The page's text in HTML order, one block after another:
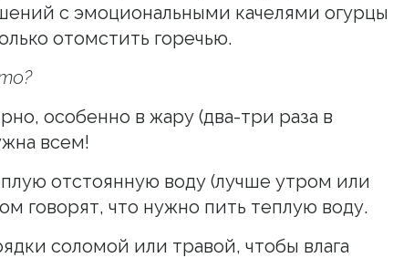
с эмоциональными качелями огурцы
отомстить горечью.
особенно в жару (два-три раза в
всем!
отстоянную воду (лучше утром или
говорят, что нужно пить теплую воду.
соломой или травой, чтобы влага